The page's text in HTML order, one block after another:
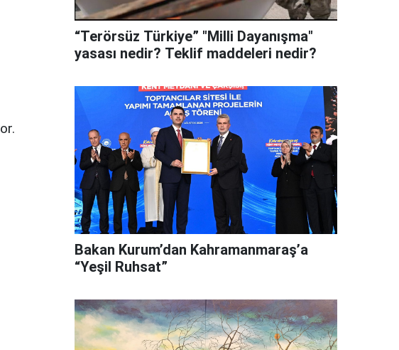
“Terörsüz Türkiye” "Milli Dayanışma"
yasası nedir? Teklif maddeleri nedir?
Bakan Kurum’dan Kahramanmaraş’a
“Yeşil Ruhsat”